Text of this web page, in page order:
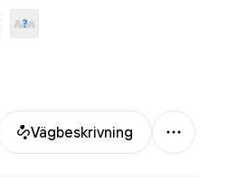
Vägbeskrivning
Mer